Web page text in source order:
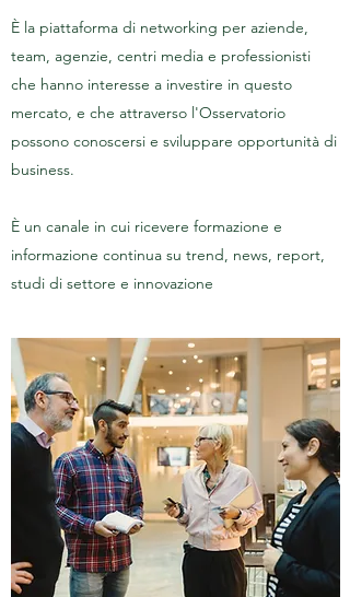
È la piattaforma di networking per aziende,
team, agenzie, centri media e professionisti
che hanno interesse a investire in questo
mercato, e che attraverso l'Osservatorio
possono conoscersi e sviluppare opportunità di
business.
È un canale in cui ricevere formazione e
informazione continua su trend, news, report,
studi di settore e innovazione